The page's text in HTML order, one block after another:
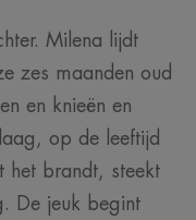
Milena lijdt
zes maanden oud
en knieën en
op de leeftijd
het brandt, steekt
De jeuk begint